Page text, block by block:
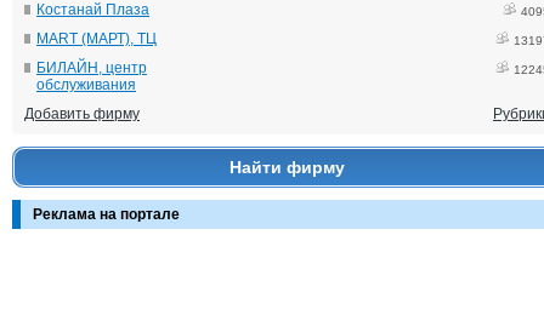
Костанай Плаза
MART (МАРТ), ТЦ
БИЛАЙН, центр
обслуживания
Добавить фирму
Найти фирму
Реклама на портале